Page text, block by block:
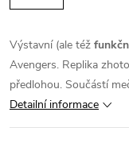
Výstavní (ale též
Avengers. Replika
předlohou. Součástí
Detailní informace